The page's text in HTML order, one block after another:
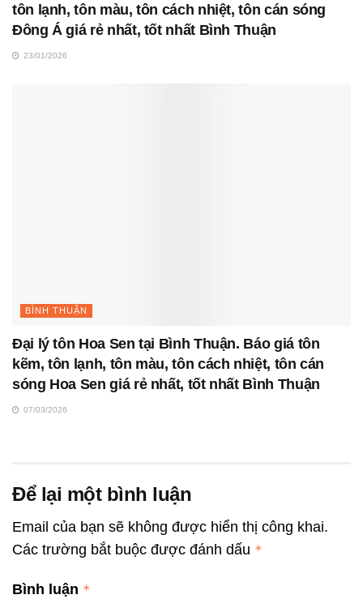
tôn lạnh, tôn màu, tôn cách nhiệt, tôn cán sóng
Đông Á giá rẻ nhất, tốt nhất Bình Thuận
23/01/2026
BÌNH THUẬN
Đại lý tôn Hoa Sen tại Bình Thuận. Báo giá tôn
kẽm, tôn lạnh, tôn màu, tôn cách nhiệt, tôn cán
sóng Hoa Sen giá rẻ nhất, tốt nhất Bình Thuận
07/03/2026
Để lại một bình luận
Email của bạn sẽ không được hiển thị công khai.
Các trường bắt buộc được đánh dấu *
Bình luận *